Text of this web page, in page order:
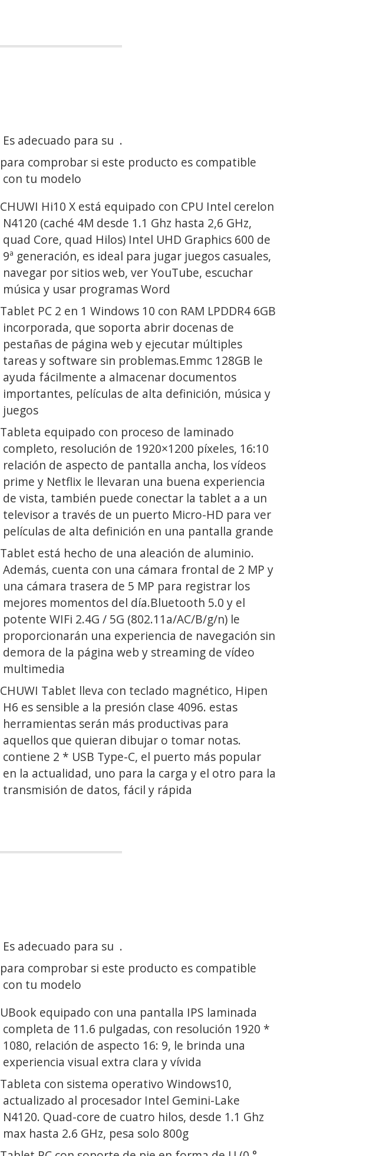
Es adecuado para su .
para comprobar si este producto es compatible
con tu modelo
CHUWI Hi10 X está equipado con CPU Intel cerelon
N4120 (caché 4M desde 1.1 Ghz hasta 2,6 GHz,
quad Core, quad Hilos) Intel UHD Graphics 600 de
9ª generación, es ideal para jugar juegos casuales,
navegar por sitios web, ver YouTube, escuchar
música y usar programas Word
Tablet PC 2 en 1 Windows 10 con RAM LPDDR4 6GB
incorporada, que soporta abrir docenas de
pestañas de página web y ejecutar múltiples
tareas y software sin problemas.Emmc 128GB le
ayuda fácilmente a almacenar documentos
importantes, películas de alta definición, música y
juegos
Tableta equipado con proceso de laminado
completo, resolución de 1920×1200 píxeles, 16:10
relación de aspecto de pantalla ancha, los vídeos
prime y Netflix le llevaran una buena experiencia
de vista, también puede conectar la tablet a a un
televisor a través de un puerto Micro-HD para ver
películas de alta definición en una pantalla grande
Tablet está hecho de una aleación de aluminio.
Además, cuenta con una cámara frontal de 2 MP y
una cámara trasera de 5 MP para registrar los
mejores momentos del día.Bluetooth 5.0 y el
potente WIFi 2.4G / 5G (802.11a/AC/B/g/n) le
proporcionarán una experiencia de navegación sin
demora de la página web y streaming de vídeo
multimedia
CHUWI Tablet lleva con teclado magnético, Hipen
H6 es sensible a la presión clase 4096. estas
herramientas serán más productivas para
aquellos que quieran dibujar o tomar notas.
contiene 2 * USB Type-C, el puerto más popular
en la actualidad, uno para la carga y el otro para la
transmisión de datos, fácil y rápida
Es adecuado para su .
para comprobar si este producto es compatible
con tu modelo
UBook equipado con una pantalla IPS laminada
completa de 11.6 pulgadas, con resolución 1920 *
1080, relación de aspecto 16: 9, le brinda una
experiencia visual extra clara y vívida
Tableta con sistema operativo Windows10,
actualizado al procesador Intel Gemini-Lake
N4120. Quad-core de cuatro hilos, desde 1.1 Ghz
max hasta 2.6 GHz, pesa solo 800g